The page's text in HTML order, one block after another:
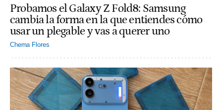
Probamos el Galaxy Z Fold8: Samsung
cambia la forma en la que entiendes cómo
usar un plegable y vas a querer uno
Chema Flores